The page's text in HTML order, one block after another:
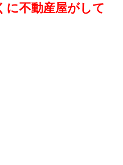
に不動産屋がして